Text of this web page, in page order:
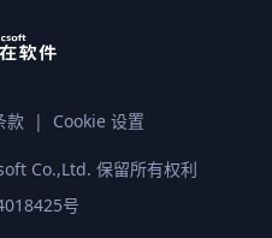
款 | Cookie 设置
Co.,Ltd. 保留所有权利
号